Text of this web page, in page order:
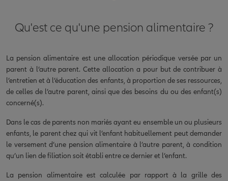
Qu'est ce qu'une pension alimentaire ?
La pension alimentaire est une allocation périodique versée par un
parent à l’autre parent. Cette allocation a pour but de contribuer à
l’entretien et à l’éducation des enfants, à proportion de ses ressources,
de celles de l’autre parent, ainsi que des besoins du ou des enfant(s)
concerné(s).
Dans le cas de parents non mariés ayant eu ensemble un ou plusieurs
enfants, le parent chez qui vit l’enfant habituellement peut demander
le versement d’une pension alimentaire à l’autre parent, à condition
qu’un lien de filiation soit établi entre ce dernier et l’enfant.
La pension alimentaire est calculée par rapport à la grille des